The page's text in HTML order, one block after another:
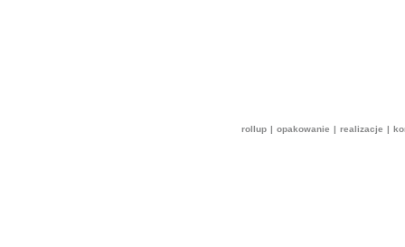
rollup | opakowanie | realizacje |